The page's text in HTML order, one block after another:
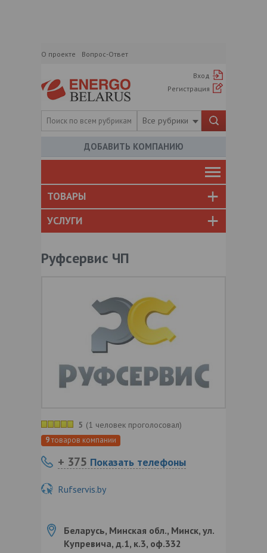
О проекте Вопрос-Ответ
Вход
Регистрация
Все рубрики
ДОБАВИТЬ КОМПАНИЮ
ТОВАРЫ
УСЛУГИ
Руфсервис ЧП
5 (1 человек проголосовал)
9товаров компании
+ 375 Показать телефоны
Rufservis.by
Беларусь, Минская обл., Минск, ул.
Купревича, д.1, к.3, оф.332